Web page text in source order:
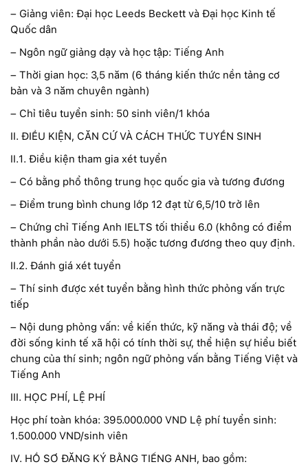
– Giảng viên: Đại học Leeds Beckett và Đại học Kinh tế
Quốc dân
– Ngôn ngữ giảng dạy và học tập: Tiếng Anh
– Thời gian học: 3,5 năm (6 tháng kiến thức nền tảng cơ
bản và 3 năm chuyên ngành)
– Chỉ tiêu tuyển sinh: 50 sinh viên/1 khóa
II. ĐIỀU KIỆN, CĂN CỨ VÀ CÁCH THỨC TUYỂN SINH
II.1. Điều kiện tham gia xét tuyển
– Có bằng phổ thông trung học quốc gia và tương đương
– Điểm trung bình chung lớp 12 đạt từ 6,5/10 trở lên
– Chứng chỉ Tiếng Anh IELTS tối thiểu 6.0 (không có điểm
thành phần nào dưới 5.5) hoặc tương đương theo quy định.
II.2. Đánh giá xét tuyển
– Thí sinh được xét tuyển bằng hình thức phỏng vấn trực
tiếp
– Nội dung phỏng vấn: về kiến thức, kỹ năng và thái độ; về
đời sống kinh tế xã hội có tính thời sự, thể hiện sự hiểu biết
chung của thí sinh; ngôn ngữ phỏng vấn bằng Tiếng Việt và
Tiếng Anh
III. HỌC PHÍ, LỆ PHÍ
Học phí toàn khóa: 395.000.000 VND Lệ phí tuyển sinh:
1.500.000 VND/sinh viên
IV. HỒ SƠ ĐĂNG KÝ BẰNG TIẾNG ANH, bao gồm: